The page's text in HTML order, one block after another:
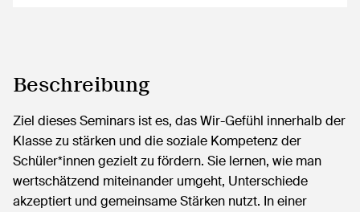
Beschreibung
Ziel dieses Seminars ist es, das Wir-Gefühl innerhalb der
Klasse zu stärken und die soziale Kompetenz der
Schüler*innen gezielt zu fördern. Sie lernen, wie man
wertschätzend miteinander umgeht, Unterschiede
akzeptiert und gemeinsame Stärken nutzt. In einer